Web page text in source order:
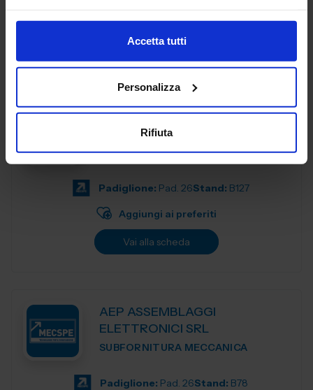
Accetta tutti
Personalizza
Rifiuta
Aggiungi ai preferiti
Vai alla scheda
ADIATEK SRL
Padiglione: Pad. 26Stand: B127
Aggiungi ai preferiti
Vai alla scheda
AEP ASSEMBLAGGI
ELETTRONICI SRL
SUBFORNITURA MECCANICA
Padiglione: Pad. 26Stand: B78